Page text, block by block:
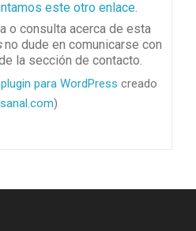
este otro enlace.
o consulta acerca de esta
no dude en comunicarse con
la sección de contacto.
plugin para WordPress creado
)